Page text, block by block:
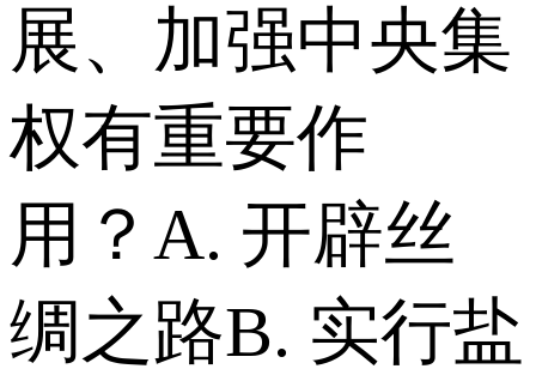
展、加强中央集
权有重要作
用？ A. 开辟丝
绸之路 B. 实行盐